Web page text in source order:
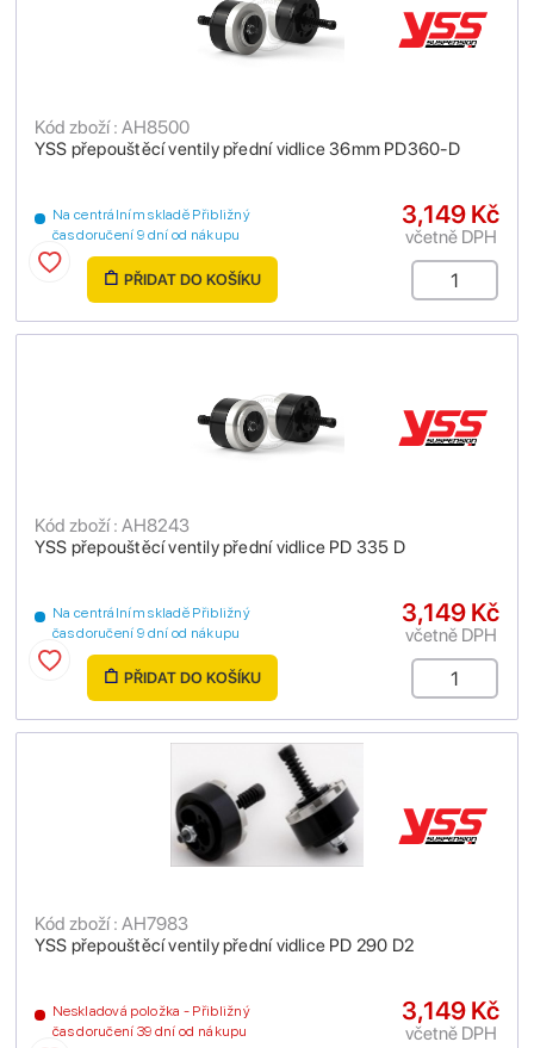
YSS přepouštěcí ventily přední vidlice 36mm PD360-D
Kód zboží : AH8500
Na centrálním skladě Přibližný
čas doručení 9 dní od nákupu
3,149 Kč
včetně DPH
PŘIDAT DO KOŠÍKU
YSS přepouštěcí ventily přední vidlice PD 335 D
Kód zboží : AH8243
Na centrálním skladě Přibližný
čas doručení 9 dní od nákupu
3,149 Kč
včetně DPH
PŘIDAT DO KOŠÍKU
YSS přepouštěcí ventily přední vidlice PD 290 D2
Kód zboží : AH7983
Neskladová položka - Přibližný
čas doručení 39 dní od nákupu
3,149 Kč
včetně DPH